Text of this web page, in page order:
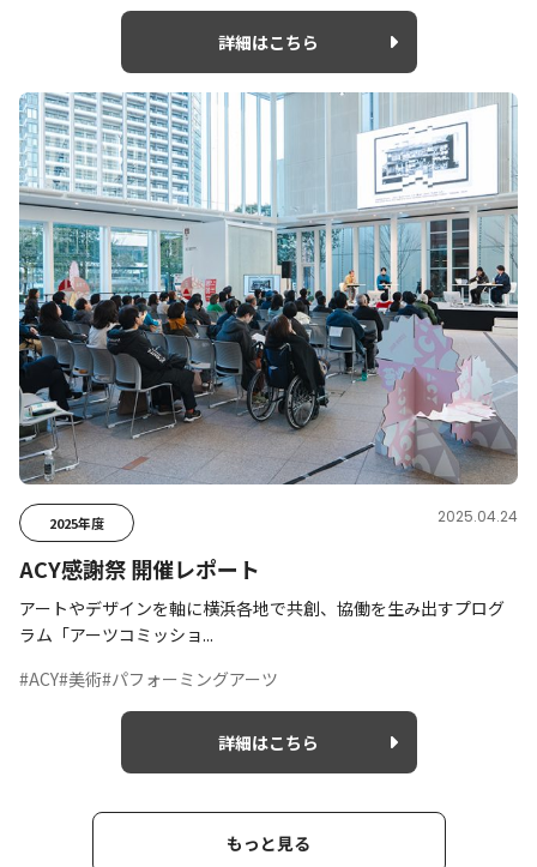
詳細はこちら
2025年度 2025.04.24
ACY感謝祭 開催レポート
アートやデザインを軸に横浜各地で共創、協働を生み出すプログ
ラム「アーツコミッショ...
#ACY#美術#パフォーミングアーツ
詳細はこちら
もっと見る